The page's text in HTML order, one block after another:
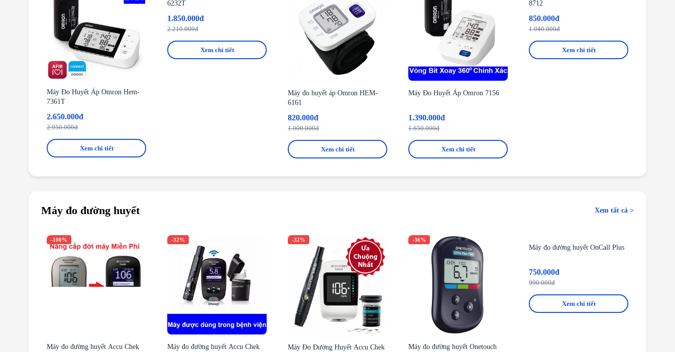
Máy Đo Huyết Áp Omron Hem-
7361T
2.650.000đ
2.950.000đ
Xem chi tiết
6232T
1.850.000đ
2.210.000đ
Xem chi tiết
Máy đo huyết áp Omron HEM-
6161
820.000đ
1.000.000đ
Xem chi tiết
Máy Đo Huyết Áp Omron 7156
1.390.000đ
1.650.000đ
Xem chi tiết
8712
850.000đ
1.040.000đ
Xem chi tiết
Máy đo đường huyết Xem tất cả >
-100%
Máy đo đường huyết Accu Chek
-32%
Máy đo đường huyết Accu Chek
-32%
Máy Đo Đường Huyết Accu Chek
-36%
Máy đo đường huyết Onetouch
Máy đo đường huyết OnCall Plus
750.000đ
990.000đ
Xem chi tiết